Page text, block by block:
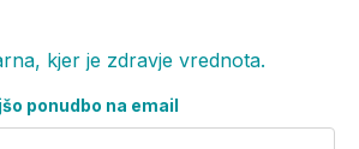
kjer je zdravje vrednota.
ponudbo na email